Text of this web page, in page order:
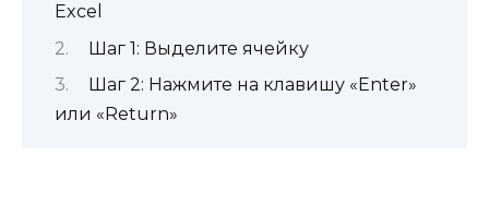
Excel
Шаг 1: Выделите ячейку
Шаг 2: Нажмите на клавишу «Enter»
или «Return»